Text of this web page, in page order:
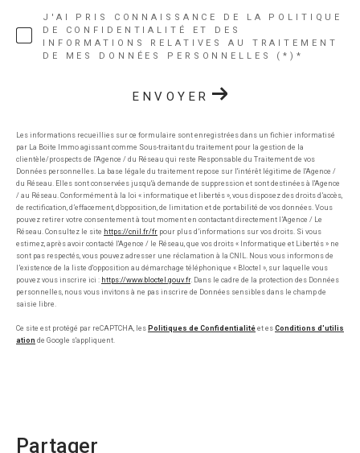
J'AI PRIS CONNAISSANCE DE LA POLITIQUE
DE CONFIDENTIALITÉ ET DES
INFORMATIONS RELATIVES AU TRAITEMENT
DE MES DONNÉES PERSONNELLES (*)*
ENVOYER
Les informations recueillies sur ce formulaire sont enregistrées dans un fichier informatisé
par La Boite Immo agissant comme Sous-traitant du traitement pour la gestion de la
clientèle/prospects de l'Agence / du Réseau qui reste Responsable du Traitement de vos
Données personnelles. La base légale du traitement repose sur l'intérêt légitime de l'Agence /
du Réseau. Elles sont conservées jusqu'à demande de suppression et sont destinées à l'Agence
/ au Réseau. Conformément à la loi « informatique et libertés », vous disposez des droits d’accès,
de rectification, d’effacement, d’opposition, de limitation et de portabilité de vos données. Vous
pouvez retirer votre consentement à tout moment en contactant directement l’Agence / Le
Réseau. Consultez le site https://cnil.fr/fr pour plus d’informations sur vos droits. Si vous
estimez, après avoir contacté l'Agence / le Réseau, que vos droits « Informatique et Libertés » ne
sont pas respectés, vous pouvez adresser une réclamation à la CNIL. Nous vous informons de
l’existence de la liste d'opposition au démarchage téléphonique « Bloctel », sur laquelle vous
pouvez vous inscrire ici : https://www.bloctel.gouv.fr. Dans le cadre de la protection des Données
personnelles, nous vous invitons à ne pas inscrire de Données sensibles dans le champ de
saisie libre.
Ce site est protégé par reCAPTCHA, les Politiques de Confidentialité et es Conditions d'utilis
ation de Google s'appliquent.
partager